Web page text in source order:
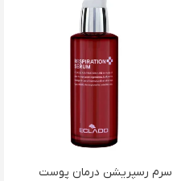
سرم رسپریشن درمان پوست